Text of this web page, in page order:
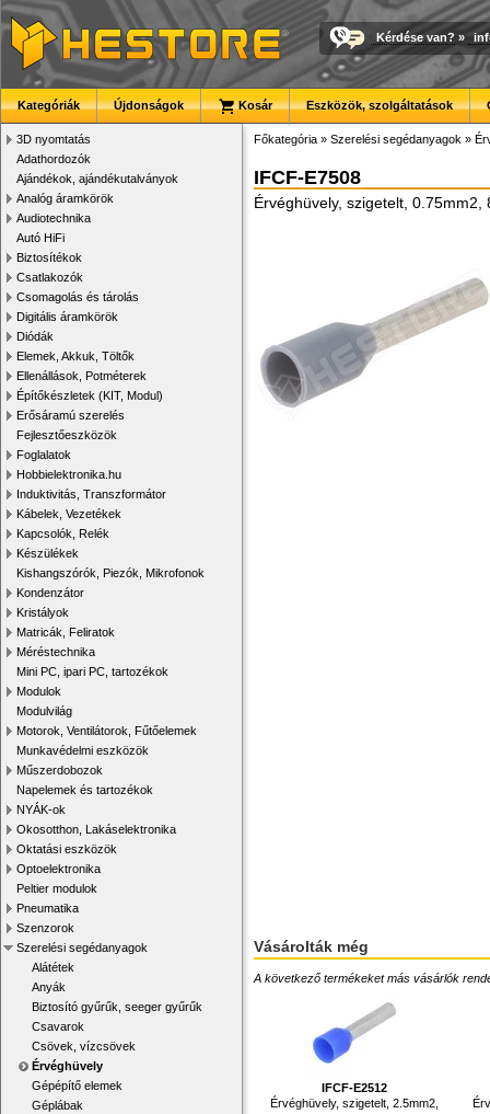
Kérdése van? »
Kategóriák Újdonságok Kosár Eszközök, szolgáltatások
3D nyomtatás
Adathordozók
Ajándékok, ajándékutalványok
Analóg áramkörök
Audiotechnika
Autó HiFi
Biztosítékok
Csatlakozók
Csomagolás és tárolás
Digitális áramkörök
Diódák
Elemek, Akkuk, Töltők
Ellenállások, Potméterek
Építőkészletek (KIT, Modul)
Erősáramú szerelés
Fejlesztőeszközök
Foglalatok
Hobbielektronika.hu
Induktivitás, Transzformátor
Kábelek, Vezetékek
Kapcsolók, Relék
Készülékek
Kishangszórók, Piezók, Mikrofonok
Kondenzátor
Kristályok
Matricák, Feliratok
Méréstechnika
Mini PC, ipari PC, tartozékok
Modulok
Modulvilág
Motorok, Ventilátorok, Fűtőelemek
Munkavédelmi eszközök
Műszerdobozok
Napelemek és tartozékok
NYÁK-ok
Okosotthon, Lakáselektronika
Oktatási eszközök
Optoelektronika
Peltier modulok
Pneumatika
Szenzorok
Szerelési segédanyagok
Alátétek
Anyák
Biztosító gyűrűk, seeger gyűrűk
Csavarok
Csövek, vízcsövek
Érvéghüvely
Gépépítő elemek
Géplábak
Főkategória » Szerelési segédanyagok »
IFCF-E7508
Érvéghüvely, szigetelt, 0.75mm2,
Vásárolták még
A következő termékeket más vásárlók
IFCF-E2512
Érvéghüvely, szigetelt, 2.5mm2,